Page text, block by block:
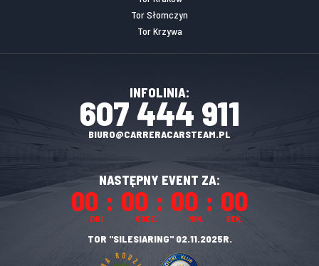
Tor Słomczyn
Tor Krzywa
INFOLINIA:
607 444 911
BIURO@CARRERACARSTEAM.PL
NASTĘPNY EVENT ZA:
00
DNI
00
GODZ.
00
MIN.
00
SEK.
TOR "SILESIARING" 02.11.2025R.